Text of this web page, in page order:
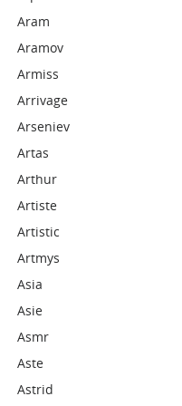
Aram
Aramov
Armiss
Arrivage
Arseniev
Artas
Arthur
Artiste
Artistic
Artmys
Asia
Asie
Asmr
Aste
Astrid